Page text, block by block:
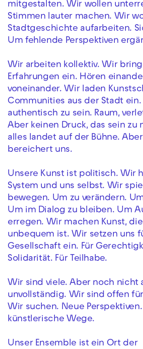
mitgestalten. Wir wollen
Stimmen lauter machen. Wir
Stadtgeschichte aufarbeiten.
Um fehlende Perspektiven
Wir arbeiten kollektiv. Wir
Erfahrungen ein. Hören
voneinander. Wir laden
Communities aus der Stadt ein.
authentisch zu sein. Raum,
Aber keinen Druck, das sein zu
alles landet auf der Bühne.
bereichert uns.
Unsere Kunst ist politisch. Wir
System und uns selbst. Wir
bewegen. Um zu verändern.
Um im Dialog zu bleiben. Um
erregen. Wir machen Kunst,
unbequem ist. Wir setzen uns
Gesellschaft ein. Für
Solidarität. Für Teilhabe.
Wir sind viele. Aber noch nicht
unvollständig. Wir sind offen
Wir suchen. Neue
künstlerische Wege.
Unser Ensemble ist ein Ort der